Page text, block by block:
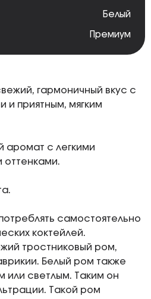
Белый
Премиум
гармоничный вкус с
и приятным, мягким
аромат с легкими
оттенками.
самостоятельно
коктейлей.
тростниковый ром,
Белый ром также
или светлым. Таким он
Такой ром